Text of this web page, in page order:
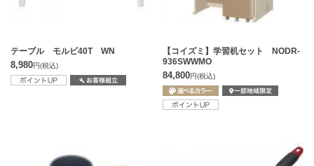
テーブル モルビ40T WN
8,980円(税込)
【コイズミ】学習机セット NODR-
936SWWMO
84,800円(税込)